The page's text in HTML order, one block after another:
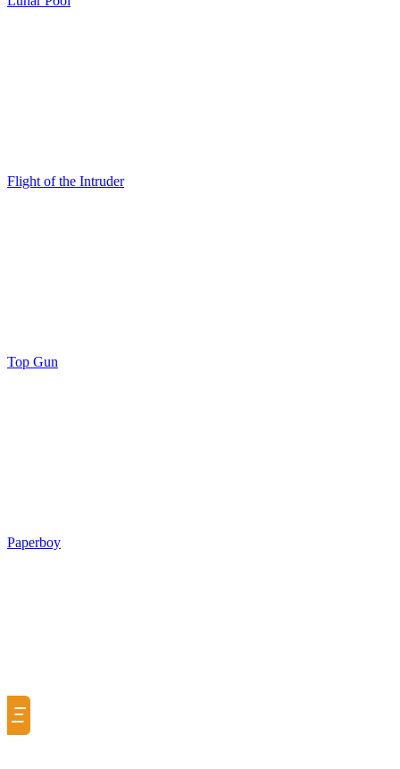
Flight of the Intruder
Top Gun
Paperboy
Ξ